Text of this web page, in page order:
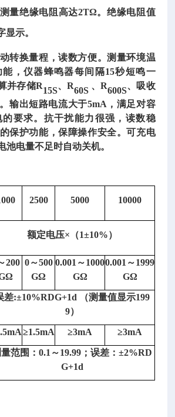
量绝缘电阻高达2TΩ。绝缘电阻值
显示。
转换量程，读数方便。测量环境温
能，仪器蜂鸣器每间隔15秒短鸣一
并存储R15S、 R60S 、R600S、吸收
输出短路电流大于5mA，满足对容
要求。抗干扰能力很强，读数稳
保护功能，保障操作安全。可充电
池电量不足时自动关机。
2500 5000 10000
额定电压×（1±10%）
200 0～500
GΩ
0.001～1000
GΩ
0.001～1999
GΩ
差:±10%RDG+1d （测量值显示199
9）
≥1.5mA ≥3mA ≥3mA
范围：0.1～19.99；误差：±2%RD
G+1d